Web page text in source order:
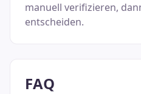
manuell verifizieren,
entscheiden.
FAQ